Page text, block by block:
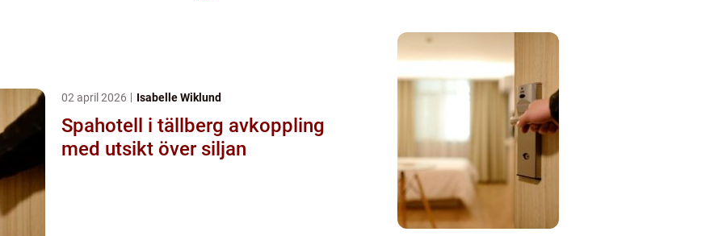
02 april 2026 Isabelle Wiklund
Spahotell i tällberg avkoppling
med utsikt över siljan